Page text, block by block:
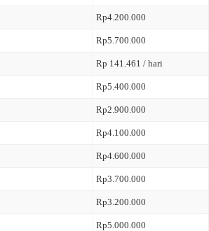
Rp4.200.000
Rp5.700.000
Rp 141.461 / hari
Rp5.400.000
Rp2.900.000
Rp4.100.000
Rp4.600.000
Rp3.700.000
Rp3.200.000
Rp5.000.000